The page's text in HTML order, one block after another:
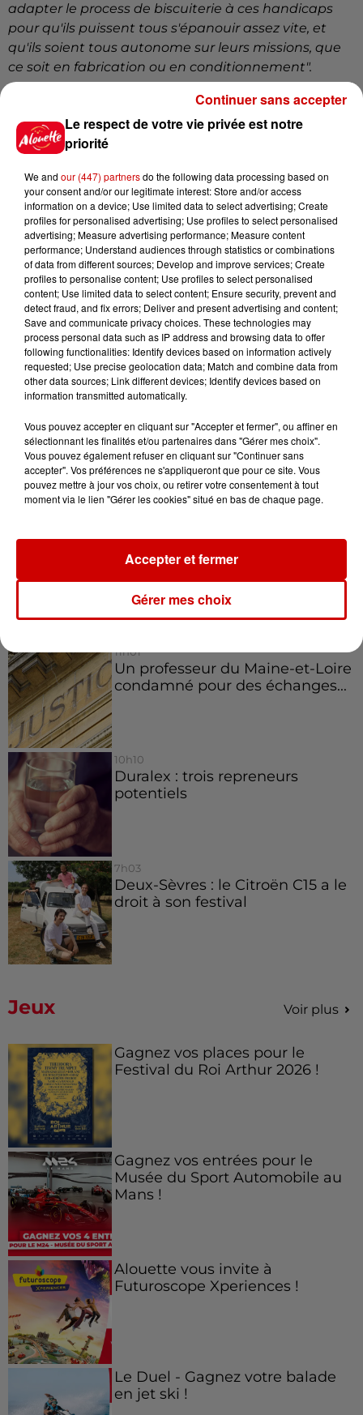
adapter le process de biscuiterie à ces handicaps
pour qu'ils puissent tous s'épanouir assez vite, et
qu'ils soient tous autonome sur leurs missions, que
ce soit en fabrication ou en conditionnement".
Le Kignon ou tout le morceau ?
La biscuiterie Handi-Gaspitransforme
quotidiennement 500 baguettes invendues en 30
000 petits gâteauxKignon. Des paquets qui sont
ensuite vendus dans plus de 760 points de ventes
partout en France. Notamment dans des enseignes
comme Super U, Leclerc, Franprix, Bioccop ou encore
Naturalia. Mais également dans les boutiques Relay
des gares ou des aéroports.
Engagé du Medefcette année. Elle a également été
Lauréate de la Fondation Abeille, ou encore reçue
l'Audacity Awards décerné parOuest France.
Infos Voir plus
11h51
À LA UNE : professeur
Duralex et la...
11h01
Un professeur du Maine-et-Loire
condamné pour des échanges...
10h10
Duralex : trois repreneurs
potentiels
7h03
Deux-Sèvres : le Citroën C15 a le
droit à son festival
Jeux Voir plus
Gagnez vos places pour le
Festival du Roi Arthur 2026 !
Gagnez vos entrées pour le
Musée du Sport Automobile au
Mans !
Alouette vous invite à
Futuroscope Xperiences !
Le Duel - Gagnez votre balade
en jet ski !
Le respect de votre vie privée est notre
priorité
We and our (447) partnersdo the following data processing based on
your consent and/or our legitimate interest: Store and/or access
information on a device; Use limited data to select advertising; Create
profiles for personalised advertising; Use profiles to select personalised
advertising; Measure advertising performance; Measure content
performance; Understand audiences through statistics or combinations
of data from different sources; Develop and improve services; Create
profiles to personalise content; Use profiles to select personalised
content; Use limited data to select content; Ensure security, prevent and
detect fraud, and fix errors; Deliver and present advertising and content;
Save and communicate privacy choices. These technologies may
process personal data such as IP address and browsing data to offer
following functionalities: Identify devices based on information actively
requested; Use precise geolocation data; Match and combine data from
other data sources; Link different devices; Identify devices based on
information transmitted automatically.
Vous pouvez accepter en cliquant sur "Accepter et fermer", ou affiner en
sélectionnant les finalités et/ou partenaires dans "Gérer mes choix".
Vous pouvez également refuser en cliquant sur "Continuer sans
accepter". Vos préférences ne s'appliqueront que pour ce site. Vous
pouvez mettre à jour vos choix, ou retirer votre consentement à tout
moment via le lien "Gérer les cookies" situé en bas de chaque page.
Gérer mes choix
Accepter et fermer
Continuer sans accepter